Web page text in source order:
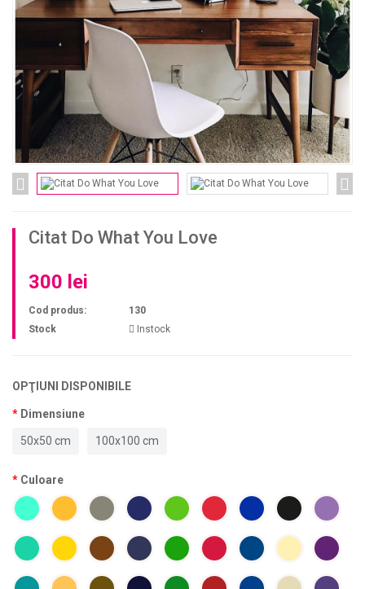
Citat Do What You Love
300 lei
Cod produs:
130
Stock
Instock
OPŢIUNI DISPONIBILE
Dimensiune
50x50 cm 100x100 cm
Culoare